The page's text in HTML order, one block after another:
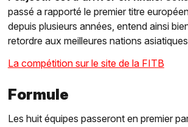
passé a rapporté le premier titre
depuis plusieurs années, entend ainsi
retordre aux meilleures nations
La compétition sur le site de la FITB
Formule
Les huit équipes passeront en premier